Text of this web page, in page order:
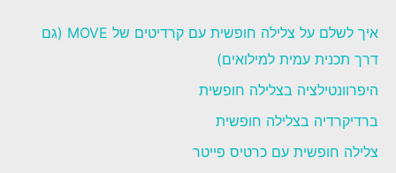
איך לשלם על צלילה חופשית עם קרדיטים של MOVE (גם
דרך תכנית עמית למילואים)
היפרוונטילציה בצלילה חופשית
ברדיקרדיה בצלילה חופשית
צלילה חופשית עם כרטיס פייטר